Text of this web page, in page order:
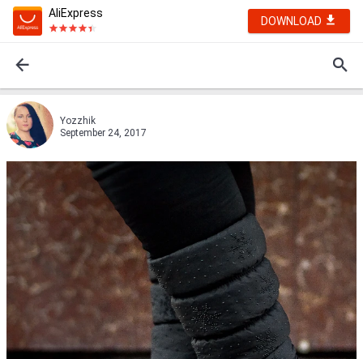
AliExpress
DOWNLOAD
Yozzhik
September 24, 2017